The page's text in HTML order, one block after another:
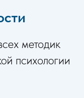
методик
психологии